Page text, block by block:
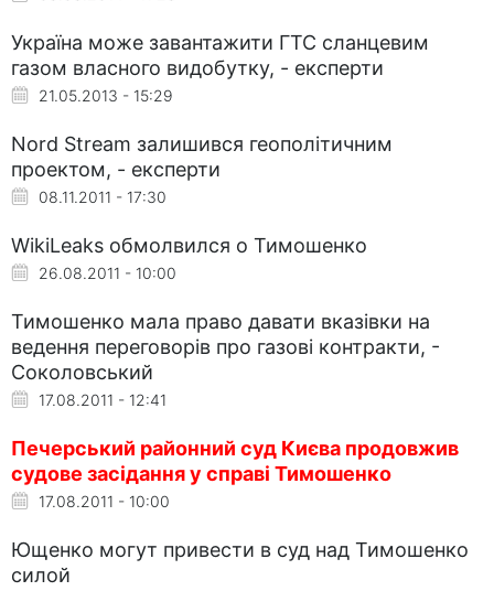
Україна може завантажити ГТС сланцевим
газом власного видобутку, - експерти
21.05.2013 - 15:29
Nord Stream залишився геополітичним
проектом, - експерти
08.11.2011 - 17:30
WikiLeaks обмолвился о Тимошенко
26.08.2011 - 10:00
Тимошенко мала право давати вказівки на
ведення переговорів про газові контракти, -
Соколовський
17.08.2011 - 12:41
Печерський районний суд Києва продовжив
судове засідання у справі Тимошенко
17.08.2011 - 10:00
Ющенко могут привести в суд над Тимошенко
силой